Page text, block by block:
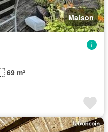
Maison
69 m²